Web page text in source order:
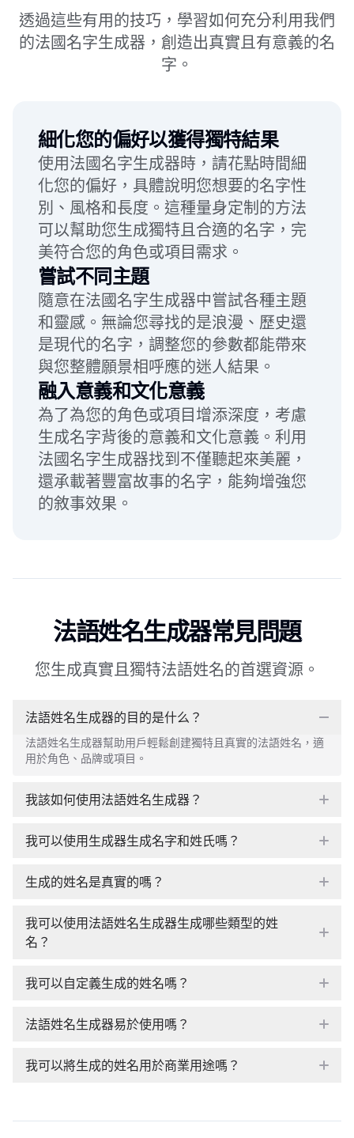
透過這些有用的技巧，學習如何充分利用我們
的法國名字生成器，創造出真實且有意義的名
字。
細化您的偏好以獲得獨特結果
使用法國名字生成器時，請花點時間細
化您的偏好，具體說明您想要的名字性
別、風格和長度。這種量身定制的方法
可以幫助您生成獨特且合適的名字，完
美符合您的角色或項目需求。
嘗試不同主題
隨意在法國名字生成器中嘗試各種主題
和靈感。無論您尋找的是浪漫、歷史還
是現代的名字，調整您的參數都能帶來
與您整體願景相呼應的迷人結果。
融入意義和文化意義
為了為您的角色或項目增添深度，考慮
生成名字背後的意義和文化意義。利用
法國名字生成器找到不僅聽起來美麗，
還承載著豐富故事的名字，能夠增強您
的敘事效果。
法語姓名生成器常見問題
您生成真實且獨特法語姓名的首選資源。
法語姓名生成器的目的是什么？
法語姓名生成器幫助用戶輕鬆創建獨特且真實的法語姓名，適
用於角色、品牌或項目。
我該如何使用法語姓名生成器？
我可以使用生成器生成名字和姓氏嗎？
生成的姓名是真實的嗎？
我可以使用法語姓名生成器生成哪些類型的姓
名？
我可以自定義生成的姓名嗎？
法語姓名生成器易於使用嗎？
我可以將生成的姓名用於商業用途嗎？